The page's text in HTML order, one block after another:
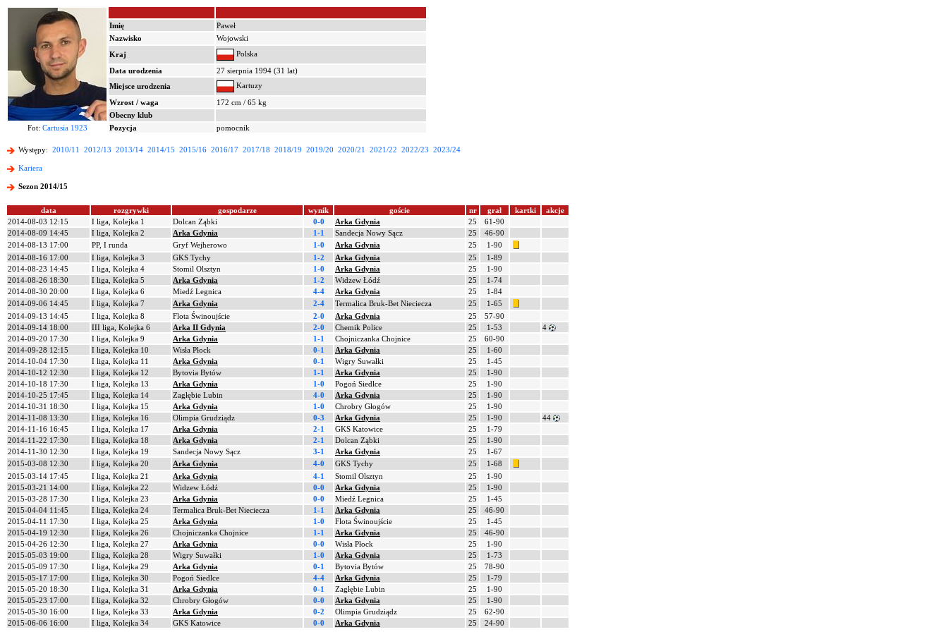
Imię
Paweł
Nazwisko
Wojowski
Kraj
Polska
Data urodzenia
27 sierpnia 1994 (31 lat)
Miejsce urodzenia
Kartuzy
Wzrost / waga
172 cm / 65 kg
Obecny klub
Fot: Cartusia 1923 Pozycja pomocnik
Występy: 2010/11 2012/13 2013/14 2014/15 2015/16 2016/17 2017/18 2018/19 2019/20 2020/21 2021/22 2022/23 2023/24
Kariera
Sezon 2014/15
data rozgrywki gospodarze wynik goście nr grał kartki
akcje
2014-08-03 12:15
I liga, Kolejka 1 Dolcan Ząbki 0-0 Arka Gdynia 25
61-90
2014-08-09 14:45
I liga, Kolejka 2 Arka Gdynia 1-1 Sandecja Nowy Sącz 25
46-90
2014-08-13 17:00
PP, I runda Gryf Wejherowo 1-0 Arka Gdynia 25
1-90
2014-08-16 17:00
I liga, Kolejka 3 GKS Tychy 1-2 Arka Gdynia 25
1-89
2014-08-23 14:45
I liga, Kolejka 4 Stomil Olsztyn 1-0 Arka Gdynia 25
1-90
2014-08-26 18:30
I liga, Kolejka 5 Arka Gdynia 1-2 Widzew Łódź 25
1-74
2014-08-30 20:00
I liga, Kolejka 6 Miedź Legnica 4-4 Arka Gdynia 25
1-84
2014-09-06 14:45
I liga, Kolejka 7 Arka Gdynia 2-4 Termalica Bruk-Bet Nieciecza 25
1-65
2014-09-13 14:45
I liga, Kolejka 8 Flota Świnoujście 2-0 Arka Gdynia 25
57-90
2014-09-14 18:00
III liga, Kolejka 6 Arka II Gdynia 2-0 Chemik Police 25 1-53
4
2014-09-20 17:30
I liga, Kolejka 9 Arka Gdynia 1-1 Chojniczanka Chojnice 25
60-90
2014-09-28 12:15
I liga, Kolejka 10 Wisła Płock 0-1 Arka Gdynia 25
1-60
2014-10-04 17:30
I liga, Kolejka 11 Arka Gdynia 0-1 Wigry Suwałki 25
1-45
2014-10-12 12:30
I liga, Kolejka 12 Bytovia Bytów 1-1 Arka Gdynia 25
1-90
2014-10-18 17:30
I liga, Kolejka 13 Arka Gdynia 1-0 Pogoń Siedlce 25
1-90
2014-10-25 17:45
I liga, Kolejka 14 Zagłębie Lubin 4-0 Arka Gdynia 25
1-90
2014-10-31 18:30
I liga, Kolejka 15 Arka Gdynia 1-0 Chrobry Głogów 25
1-90
2014-11-08 13:30
I liga, Kolejka 16 Olimpia Grudziądz 0-3 Arka Gdynia 25 1-90
44
2014-11-16 16:45
I liga, Kolejka 17 Arka Gdynia 2-1 GKS Katowice 25
1-79
2014-11-22 17:30
I liga, Kolejka 18 Arka Gdynia 2-1 Dolcan Ząbki 25
1-90
2014-11-30 12:30
I liga, Kolejka 19 Sandecja Nowy Sącz 3-1 Arka Gdynia 25
1-67
2015-03-08 12:30
I liga, Kolejka 20 Arka Gdynia 4-0 GKS Tychy 25
1-68
2015-03-14 17:45
I liga, Kolejka 21 Arka Gdynia 4-1 Stomil Olsztyn 25
1-90
2015-03-21 14:00
I liga, Kolejka 22 Widzew Łódź 0-0 Arka Gdynia 25
1-90
2015-03-28 17:30
I liga, Kolejka 23 Arka Gdynia 0-0 Miedź Legnica 25
1-45
2015-04-04 11:45
I liga, Kolejka 24 Termalica Bruk-Bet Nieciecza 1-1 Arka Gdynia 25
46-90
2015-04-11 17:30
I liga, Kolejka 25 Arka Gdynia 1-0 Flota Świnoujście 25
1-45
2015-04-19 12:30
I liga, Kolejka 26 Chojniczanka Chojnice 1-1 Arka Gdynia 25
46-90
2015-04-26 12:30
I liga, Kolejka 27 Arka Gdynia 0-0 Wisła Płock 25
1-90
2015-05-03 19:00
I liga, Kolejka 28 Wigry Suwałki 1-0 Arka Gdynia 25
1-73
2015-05-09 17:30
I liga, Kolejka 29 Arka Gdynia 0-1 Bytovia Bytów 25
78-90
2015-05-17 17:00
I liga, Kolejka 30 Pogoń Siedlce 4-4 Arka Gdynia 25
1-79
2015-05-20 18:30
I liga, Kolejka 31 Arka Gdynia 0-1 Zagłębie Lubin 25
1-90
2015-05-23 17:00
I liga, Kolejka 32 Chrobry Głogów 0-0 Arka Gdynia 25
1-90
2015-05-30 16:00
I liga, Kolejka 33 Arka Gdynia 0-2 Olimpia Grudziądz 25
62-90
2015-06-06 16:00
I liga, Kolejka 34 GKS Katowice 0-0 Arka Gdynia 25 24-90